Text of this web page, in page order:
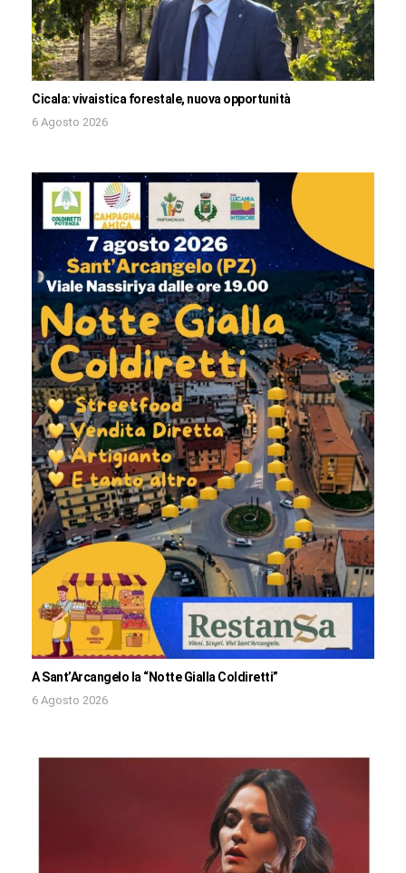
Cicala: vivaistica forestale, nuova opportunità
6 Agosto 2026
A Sant’Arcangelo la “Notte Gialla Coldiretti”
6 Agosto 2026